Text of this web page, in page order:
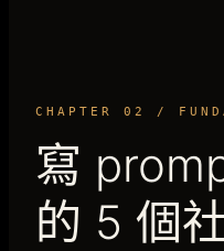
CHAPTER 02 /
寫
的 5 個